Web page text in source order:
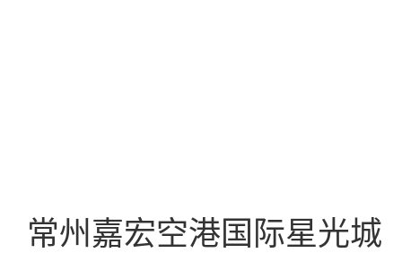
常州嘉宏空港国际星光城